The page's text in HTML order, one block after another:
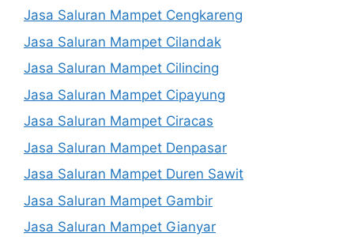
Jasa Saluran Mampet Cengkareng
Jasa Saluran Mampet Cilandak
Jasa Saluran Mampet Cilincing
Jasa Saluran Mampet Cipayung
Jasa Saluran Mampet Ciracas
Jasa Saluran Mampet Denpasar
Jasa Saluran Mampet Duren Sawit
Jasa Saluran Mampet Gambir
Jasa Saluran Mampet Gianyar